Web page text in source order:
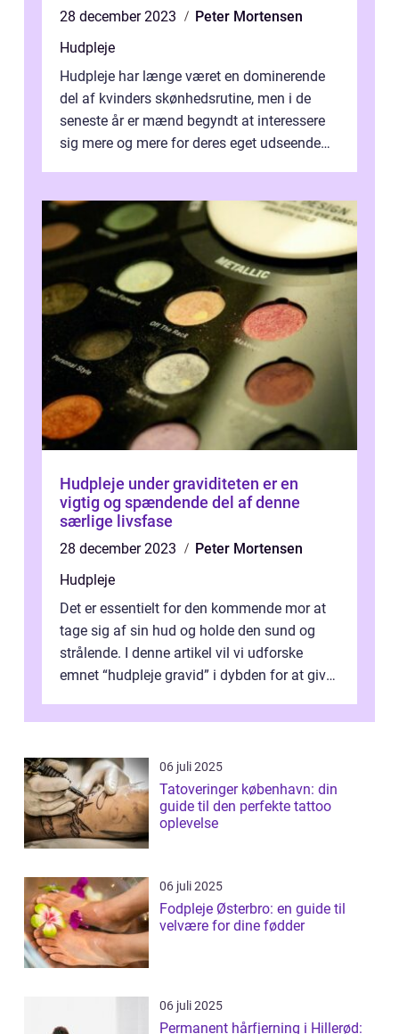
28 december 2023
Peter Mortensen
Hudpleje
Hudpleje har længe været en dominerende
del af kvinders skønhedsrutine, men i de
seneste år er mænd begyndt at interessere
sig mere og mere for deres eget udseende
Hudpleje under graviditeten er en
vigtig og spændende del af denne
særlige livsfase
28 december 2023
Peter Mortensen
Hudpleje
Det er essentielt for den kommende mor at
tage sig af sin hud og holde den sund og
strålende. I denne artikel vil vi udforske
emnet “hudpleje gravid” i dybden for at give
06 juli 2025
Tatoveringer københavn: din
guide til den perfekte tattoo
oplevelse
06 juli 2025
Fodpleje Østerbro: en guide til
velvære for dine fødder
06 juli 2025
Permanent hårfjerning i Hillerød: